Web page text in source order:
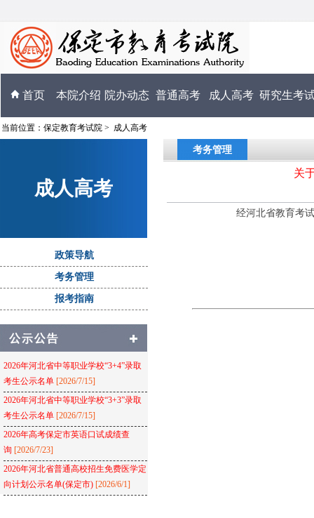
首页 本院介绍 院办动态 普通高考 成人高考 研究生考
当前位置： 保定教育考试院 > 成人高考
成人高考
政策导航
考务管理
报考指南
2026年河北省中等职业学校“3+4”录取
考生公示名单 [2026/7/15]
2026年河北省中等职业学校“3+3”录取
考生公示名单 [2026/7/15]
2026年高考保定市英语口试成绩查
询 [2026/7/23]
2026年河北省普通高校招生免费医学定
向计划公示名单(保定市) [2026/6/1]
考务管理
关
经河北省教育考